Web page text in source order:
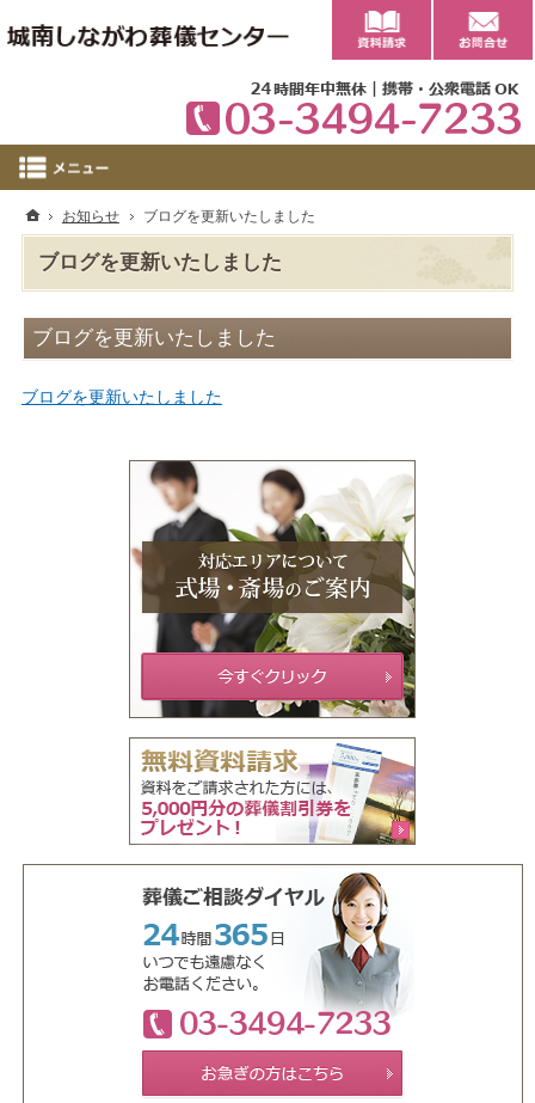
ブログを更新いたしました
ブログを更新いたしました
ブログを更新いたしました
ホーム
お知らせ ブログを更新いたしました